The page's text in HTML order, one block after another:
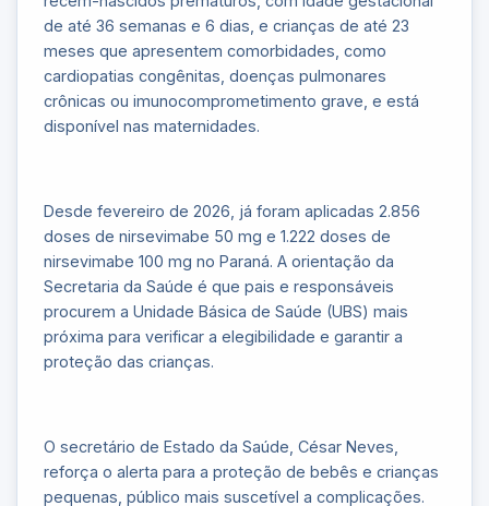
de até 36 semanas e 6 dias, e crianças de até 23
meses que apresentem comorbidades, como
cardiopatias congênitas, doenças pulmonares
crônicas ou imunocomprometimento grave, e está
disponível nas maternidades.
Desde fevereiro de 2026, já foram aplicadas 2.856
doses de nirsevimabe 50 mg e 1.222 doses de
nirsevimabe 100 mg no Paraná. A orientação da
Secretaria da Saúde é que pais e responsáveis
procurem a Unidade Básica de Saúde (UBS) mais
próxima para verificar a elegibilidade e garantir a
proteção das crianças.
O secretário de Estado da Saúde, César Neves,
reforça o alerta para a proteção de bebês e crianças
pequenas, público mais suscetível a complicações.